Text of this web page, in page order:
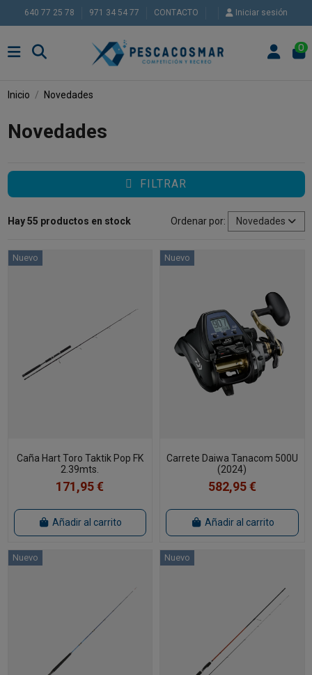
640 77 25 78 971 34 54 77 CONTACTO Iniciar sesión
0
Inicio Novedades
Novedades
FILTRAR
Hay 55 productos en stock Ordenar por: Novedades
Nuevo
Caña Hart Toro Taktik Pop FK
2.39mts.
171,95 €
Añadir al carrito
Nuevo
Carrete Daiwa Tanacom 500U
(2024)
582,95 €
Añadir al carrito
Nuevo Nuevo